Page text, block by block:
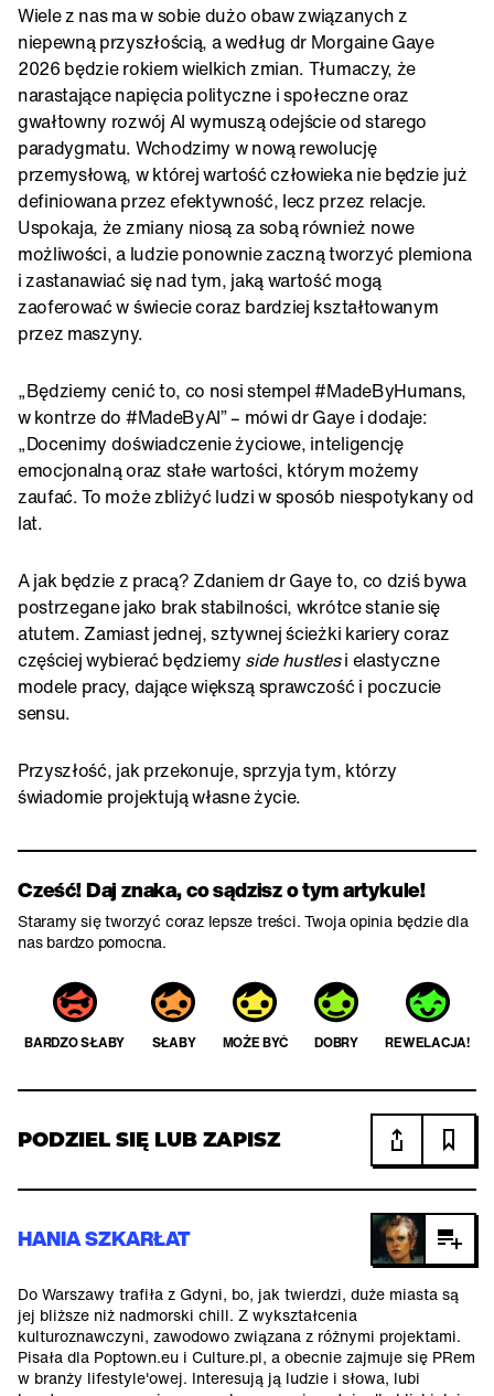
Wiele z nas ma w sobie dużo obaw związanych z
niepewną przyszłością, a według dr Morgaine Gaye
2026 będzie rokiem wielkich zmian. Tłumaczy, że
narastające napięcia polityczne i społeczne oraz
gwałtowny rozwój AI wymuszą odejście od starego
paradygmatu. Wchodzimy w nową rewolucję
przemysłową, w której wartość człowieka nie będzie już
definiowana przez efektywność, lecz przez relacje.
Uspokaja, że zmiany niosą za sobą również nowe
możliwości, a ludzie ponownie zaczną tworzyć plemiona
i zastanawiać się nad tym, jaką wartość mogą
zaoferować w świecie coraz bardziej kształtowanym
przez maszyny.
„Będziemy cenić to, co nosi stempel #MadeByHumans,
w kontrze do #MadeByAI” – mówi dr Gaye i dodaje:
„Docenimy doświadczenie życiowe, inteligencję
emocjonalną oraz stałe wartości, którym możemy
zaufać. To może zbliżyć ludzi w sposób niespotykany od
lat.
A jak będzie z pracą? Zdaniem dr Gaye to, co dziś bywa
postrzegane jako brak stabilności, wkrótce stanie się
atutem. Zamiast jednej, sztywnej ścieżki kariery coraz
częściej wybierać będziemy side hustlesi elastyczne
modele pracy, dające większą sprawczość i poczucie
sensu.
Przyszłość, jak przekonuje, sprzyja tym, którzy
świadomie projektują własne życie.
Cześć! Daj znaka, co sądzisz o tym artykule!
Staramy się tworzyć coraz lepsze treści. Twoja opinia będzie dla
nas bardzo pomocna.
BARDZO SŁABY SŁABY MOŻE BYĆ DOBRY REWELACJA!
PODZIEL SIĘ LUB ZAPISZ
HANIA SZKARŁAT
Do Warszawy trafiła z Gdyni, bo, jak twierdzi, duże miasta są
jej bliższe niż nadmorski chill. Z wykształcenia
kulturoznawczyni, zawodowo związana z różnymi projektami.
Pisała dla Poptown.eu i Culture.pl, a obecnie zajmuje się PRem
w branży lifestyle'owej. Interesują ją ludzie i słowa, lubi